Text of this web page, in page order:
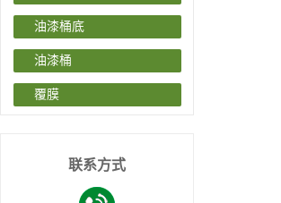
油漆桶底
油漆桶
覆膜
联系方式